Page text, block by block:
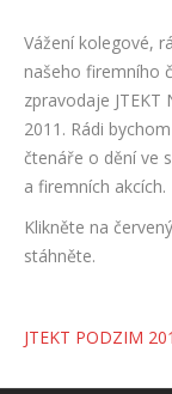
Vážení kolegové,
našeho firemního
zpravodaje
2011. Rádi
čtenáře o dění ve
a firemních akcích.
Klikněte na
stáhněte.
JTEKT PODZIM